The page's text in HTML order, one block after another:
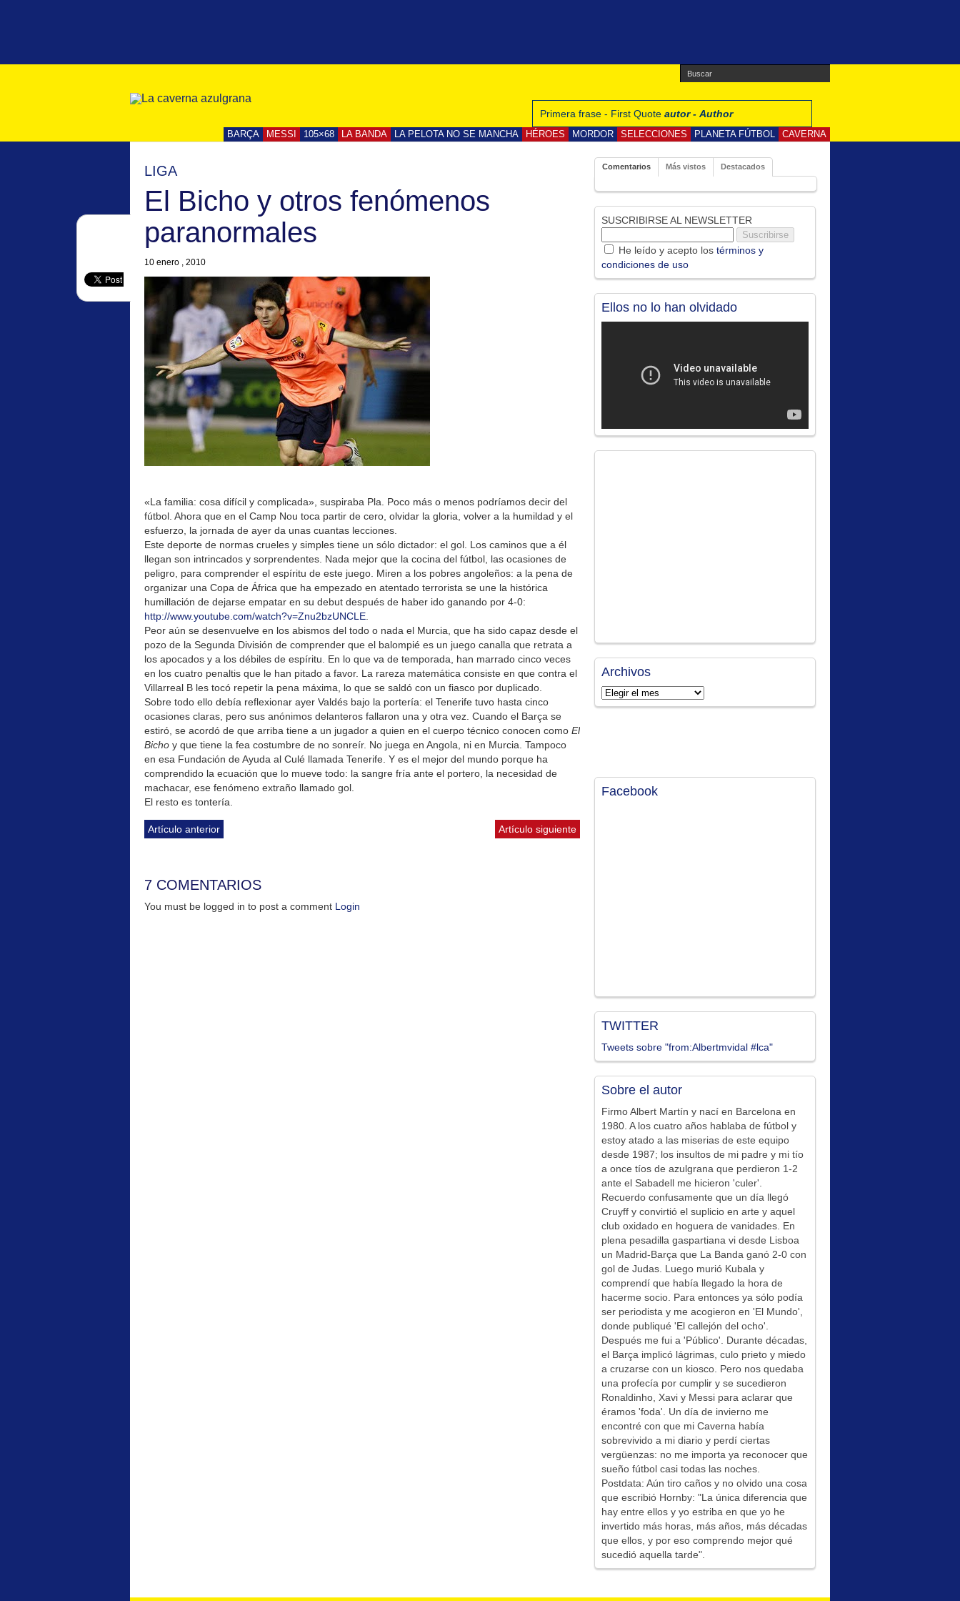
Primera frase - First Quote autor - Author
BARÇA MESSI 105×68 LA BANDA LA PELOTA NO SE MANCHA HÉROES MORDOR SELECCIONES PLANETA FÚTBOL CAVERNA
LIGA
El Bicho y otros fenómenos
paranormales
10 enero , 2010
«La familia: cosa difícil y complicada», suspiraba Pla. Poco más o menos podríamos decir del
fútbol. Ahora que en el Camp Nou toca partir de cero, olvidar la gloria, volver a la humildad y el
esfuerzo, la jornada de ayer da unas cuantas lecciones.
Este deporte de normas crueles y simples tiene un sólo dictador: el gol. Los caminos que a él
llegan son intrincados y sorprendentes. Nada mejor que la cocina del fútbol, las ocasiones de
peligro, para comprender el espíritu de este juego. Miren a los pobres angoleños: a la pena de
organizar una Copa de África que ha empezado en atentado terrorista se une la histórica
humillación de dejarse empatar en su debut después de haber ido ganando por 4-0:
http://www.youtube.com/watch?v=Znu2bzUNCLE
Peor aún se desenvuelve en los abismos del todo o nada el Murcia, que ha sido capaz desde el
pozo de la Segunda División de comprender que el balompié es un juego canalla que retrata a
los apocados y a los débiles de espíritu. En lo que va de temporada, han marrado cinco veces
en los cuatro penaltis que le han pitado a favor. La rareza matemática consiste en que contra el
Villarreal B les tocó repetir la pena máxima, lo que se saldó con un fiasco por duplicado.
Sobre todo ello debía reflexionar ayer Valdés bajo la portería: el Tenerife tuvo hasta cinco
ocasiones claras, pero sus anónimos delanteros fallaron una y otra vez. Cuando el Barça se
estiró, se acordó de que arriba tiene a un jugador a quien en el cuerpo técnico conocen como El
Bicho y que tiene la fea costumbre de no sonreír. No juega en Angola, ni en Murcia. Tampoco
en esa Fundación de Ayuda al Culé llamada Tenerife. Y es el mejor del mundo porque ha
comprendido la ecuación que lo mueve todo: la sangre fría ante el portero, la necesidad de
machacar, ese fenómeno extraño llamado gol.
El resto es tontería.
Artículo anterior Artículo siguiente
7 COMENTARIOS
You must be logged in to post a comment Login
Comentarios Más vistos Destacados
SUSCRIBIRSE AL NEWSLETTER
He leído y acepto los términos y
condiciones de uso
Ellos no lo han olvidado
Archivos
Archivos
Facebook
TWITTER
Tweets sobre "from:Albertmvidal #lca"
Sobre el autor
Firmo Albert Martín y nací en Barcelona en
1980. A los cuatro años hablaba de fútbol y
estoy atado a las miserias de este equipo
desde 1987; los insultos de mi padre y mi tío
a once tíos de azulgrana que perdieron 1-2
ante el Sabadell me hicieron 'culer'.
Recuerdo confusamente que un día llegó
Cruyff y convirtió el suplicio en arte y aquel
club oxidado en hoguera de vanidades. En
plena pesadilla gaspartiana vi desde Lisboa
un Madrid-Barça que La Banda ganó 2-0 con
gol de Judas. Luego murió Kubala y
comprendí que había llegado la hora de
hacerme socio. Para entonces ya sólo podía
ser periodista y me acogieron en 'El Mundo',
donde publiqué 'El callejón del ocho'.
Después me fui a 'Público'. Durante décadas,
el Barça implicó lágrimas, culo prieto y miedo
a cruzarse con un kiosco. Pero nos quedaba
una profecía por cumplir y se sucedieron
Ronaldinho, Xavi y Messi para aclarar que
éramos 'foda'. Un día de invierno me
encontré con que mi Caverna había
sobrevivido a mi diario y perdí ciertas
vergüenzas: no me importa ya reconocer que
sueño fútbol casi todas las noches.
Postdata: Aún tiro caños y no olvido una cosa
que escribió Hornby: "La única diferencia que
hay entre ellos y yo estriba en que yo he
invertido más horas, más años, más décadas
que ellos, y por eso comprendo mejor qué
sucedió aquella tarde".